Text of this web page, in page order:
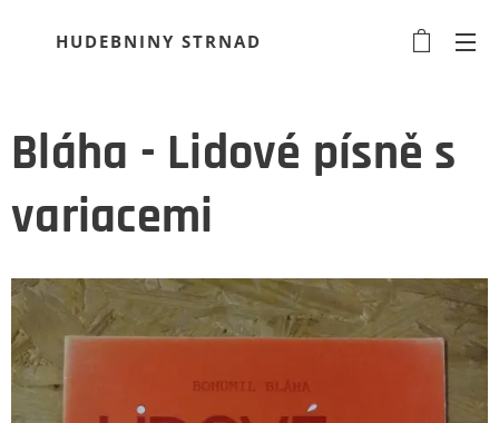
HUDEBNINY STRNAD
Bláha - Lidové písně s
variacemi